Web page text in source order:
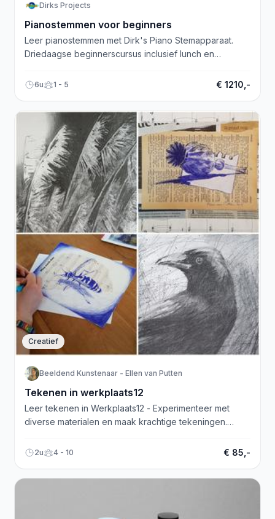
Dirks Projects
Pianostemmen voor beginners
Leer pianostemmen met Dirk's Piano Stemapparaat.
Driedaagse beginnerscursus inclusief lunch en
6u 1 - 5 € 1210,-
Creatief
Beeldend Kunstenaar - Ellen van Putten
Tekenen in werkplaats12
Leer tekenen in Werkplaats12 - Experimenteer met
diverse materialen en maak krachtige tekeningen.
2u 4 - 10 € 85,-